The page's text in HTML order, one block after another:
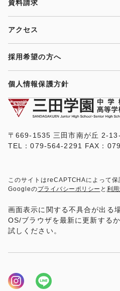
〒669-1535 三田市南が丘 2-
TEL：079-564-2291 FAX：
このサイトはreCAPTCHAによって保
Googleのプライバシーポリシー と 利
画面表示に関する不具合が出る
OS/ブラウザを最新に更新する
試しください。
資料請求
アクセス
採用希望の方へ
個人情報保護方針